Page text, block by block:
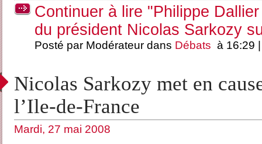
Continuer à lire "Philippe
du président Nicolas Sarkozy
Posté par Modérateur dans Débats à 16:29
Nicolas Sarkozy met en
l’Ile-de-France
Mardi, 27 mai 2008